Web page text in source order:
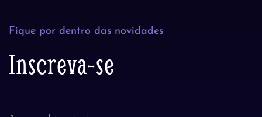
Fique por dentro das novidades
Inscreva-se